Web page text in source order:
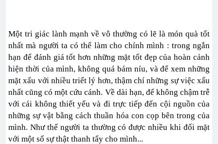
Một tri giác lành mạnh về vô thường có lẽ là món quà tốt
nhất mà người ta có thể làm cho chính mình : trong ngắn
hạn để đánh giá tốt hơn những mặt tốt đẹp của hoàn cảnh
hiện thời của mình, không quá bám níu, và để xem những
mặt xấu với nhiều triết lý hơn, thậm chí những sự việc xấu
nhất cũng có một cứu cánh. Về dài hạn, để không chậm trễ
với cái không thiết yếu và đi trực tiếp đến cội nguồn của
những sự vật bằng cách thuần hóa con cọp bên trong của
mình. Như thế người ta thường có được nhiều khi đối mặt
với một số sự thật thanh tẩy cho mình...